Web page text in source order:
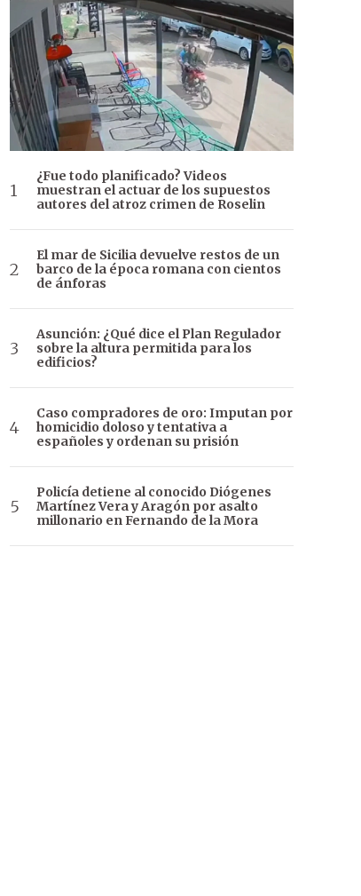
¿Fue todo planificado? Videos
muestran el actuar de los supuestos
autores del atroz crimen de Roselin
El mar de Sicilia devuelve restos de un
barco de la época romana con cientos
de ánforas
Asunción: ¿Qué dice el Plan Regulador
sobre la altura permitida para los
edificios?
Caso compradores de oro: Imputan por
homicidio doloso y tentativa a
españoles y ordenan su prisión
Policía detiene al conocido Diógenes
Martínez Vera y Aragón por asalto
millonario en Fernando de la Mora